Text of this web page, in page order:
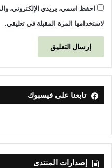
احفظ اسمي، بريدي الإلكتروني،
لاستخدامها المرة المقبلة في تعليقي.
تابعنا على فيسبوك
إصدارات المنتدى